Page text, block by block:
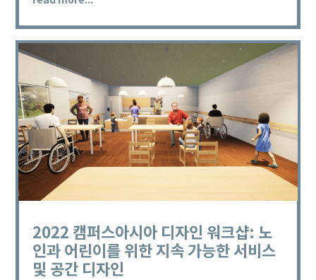
2022 캠퍼스아시아 디자인 워크샵: 노
인과 어린이를 위한 지속 가능한 서비스
및 공간 디자인